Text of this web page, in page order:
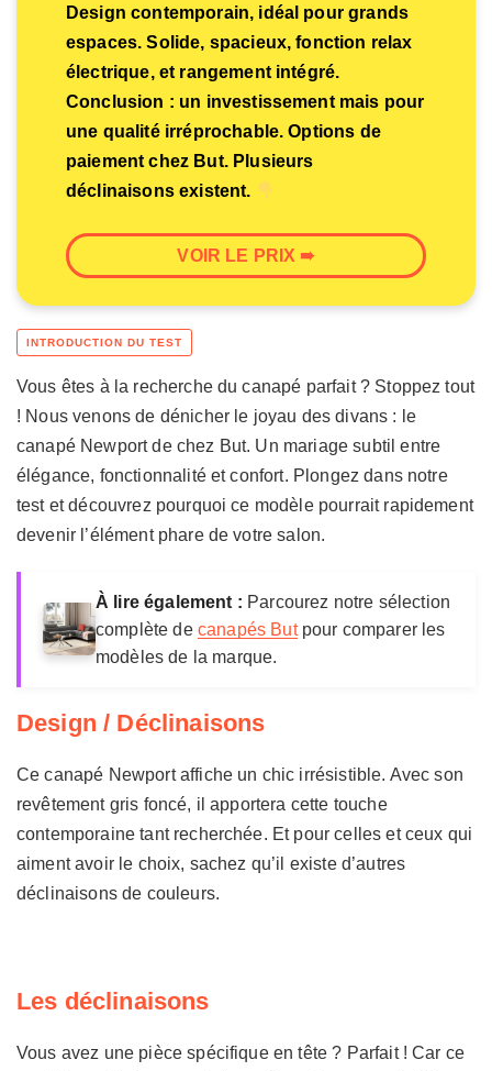
Design contemporain, idéal pour grands
espaces. Solide, spacieux, fonction relax
électrique, et rangement intégré.
Conclusion : un investissement mais pour
une qualité irréprochable. Options de
paiement chez But. Plusieurs
déclinaisons existent.
VOIR LE PRIX ➠
Vous êtes à la recherche du canapé parfait ? Stoppez tout
! Nous venons de dénicher le joyau des divans : le
canapé Newport de chez But. Un mariage subtil entre
élégance, fonctionnalité et confort. Plongez dans notre
test et découvrez pourquoi ce modèle pourrait rapidement
devenir l’élément phare de votre salon.
À lire également : Parcourez notre sélection
complète de canapés Butpour comparer les
modèles de la marque.
Design / Déclinaisons
Ce canapé Newport affiche un chic irrésistible. Avec son
revêtement gris foncé, il apportera cette touche
contemporaine tant recherchée. Et pour celles et ceux qui
aiment avoir le choix, sachez qu’il existe d’autres
déclinaisons de couleurs.
Les déclinaisons
Vous avez une pièce spécifique en tête ? Parfait ! Car ce